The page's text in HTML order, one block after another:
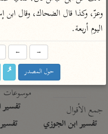
Type 1 or more
characters for results.
أمّهات
تفسير الطبري
تفسير ابن كثير
تفسير البغوي
جمع الأقوال
تفسير ابن الجوزي
عامّة
فتح
موسوعات
اليوم أربعة.
→
←
حول المصدر